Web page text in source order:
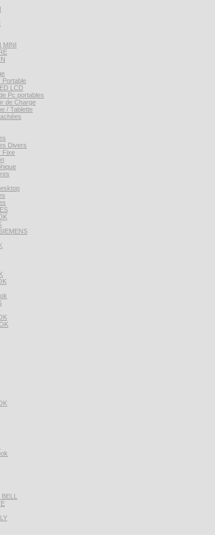
MINI
Portable
LCD
Pc portables
de Charge
/ Tablette
Divers
Fixe